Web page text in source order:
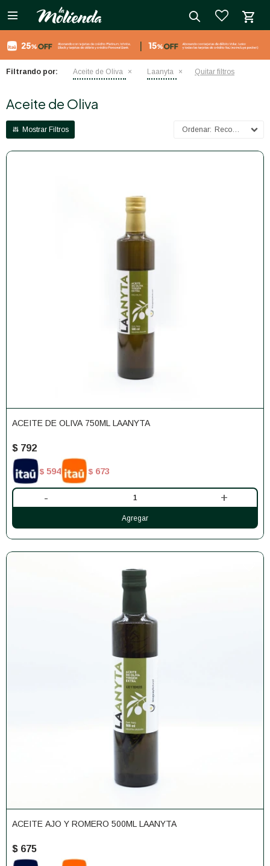

Filtrando por: Aceite de Oliva Laanyta Quitar filtros
Aceite de Oliva
Recomendados
ACEITE DE OLIVA 750ML LAANYTA
$ 792
$ 594 $ 673
- +
ACEITE AJO Y ROMERO 500ML LAANYTA
$ 675